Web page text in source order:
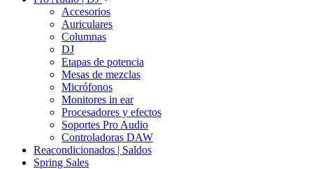
Accesorios
Auriculares
Columnas
DJ
Etapas de potencia
Mesas de mezclas
Micrófonos
Monitores in ear
Procesadores y efectos
Soportes Pro Audio
Controladoras DAW
Reacondicionados | Saldos
Spring Sales